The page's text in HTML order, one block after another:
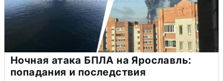
Ночная атака БПЛА на Ярославль:
попадания и последствия